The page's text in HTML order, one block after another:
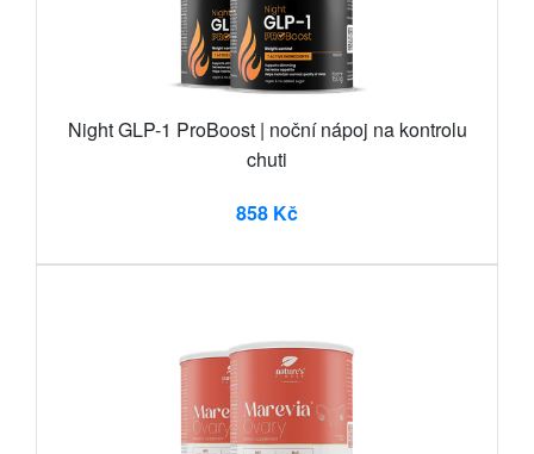
Night GLP-1 ProBoost | noční nápoj na kontrolu
chuti
858 Kč